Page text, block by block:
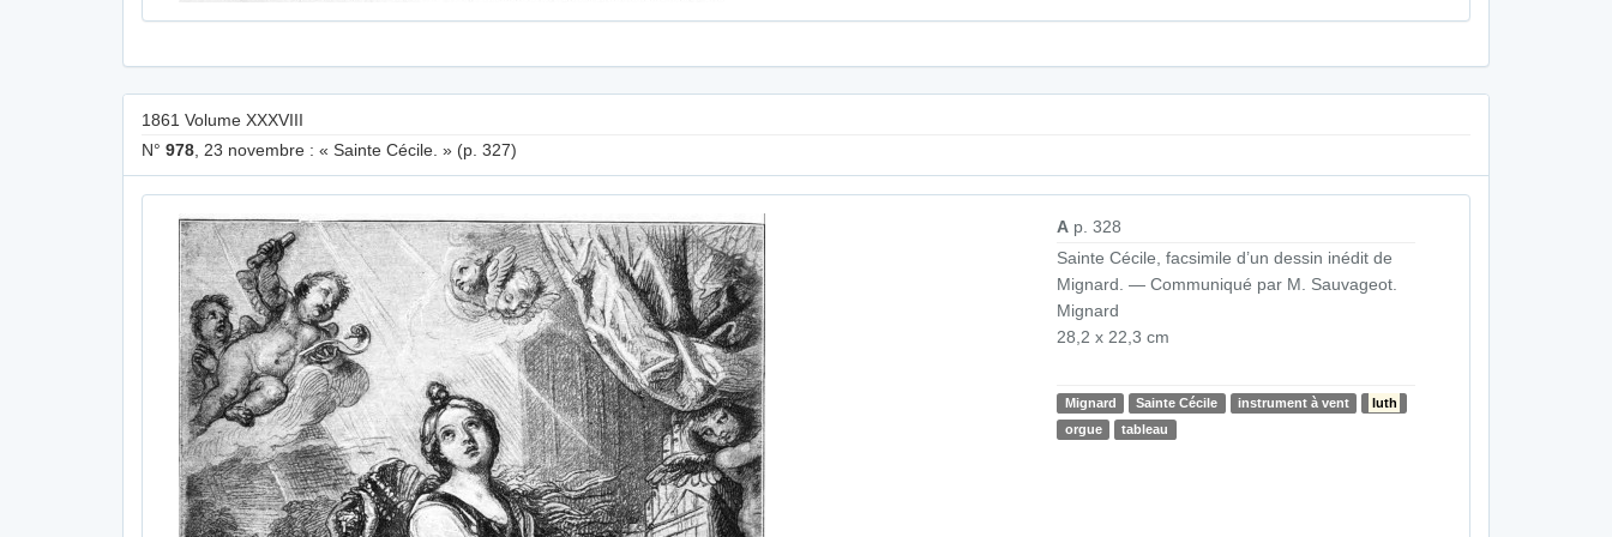
1861 Volume XXXVIII
N° 978, 23 novembre : « Sainte Cécile. » (p. 327)
A p. 328
Sainte Cécile, facsimile d’un dessin inédit de
Mignard. — Communiqué par M. Sauvageot.
Mignard
28,2 x 22,3 cm
Mignard Sainte Cécile instrument à vent
luth
orgue
tableau